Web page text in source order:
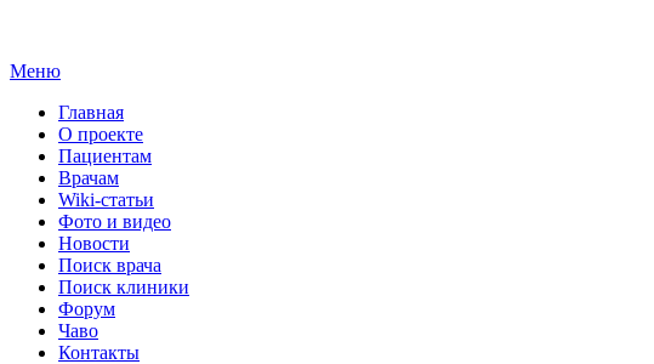
Меню
Главная
О проекте
Пациентам
Врачам
Wiki-статьи
Фото и видео
Новости
Поиск врача
Поиск клиники
Форум
Чаво
Контакты